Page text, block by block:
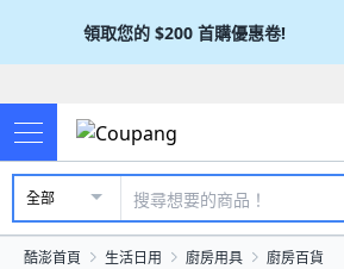
領取您的 $200 首購優惠卷!
全部
酷澎首頁 生活日用 廚房用具 廚房百貨